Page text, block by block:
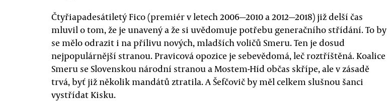
Čtyřiapadesátiletý Fico (premiér v letech 2006—2010 a 2012—2018) již delší čas
mluvil o tom, že je unavený a že si uvědomuje potřebu generačního střídání. To by
se mělo odrazit i na přílivu nových, mladších voličů Smeru. Ten je dosud
nejpopulárnější stranou. Pravicová opozice je sebevědomá, leč roztříštěná. Koalice
Smeru se Slovenskou národní stranou a Mostem-Híd občas skřípe, ale v zásadě
trvá, byť již několik mandátů ztratila. A Šefčovič by měl celkem slušnou šanci
vystřídat Kisku.